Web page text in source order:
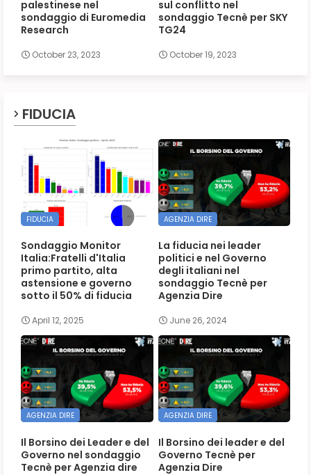
palestinese nel
sondaggio di Euromedia
Research
October 23, 2023
sul conflitto nel
sondaggio Tecnè per SKY
TG24
October 19, 2023
FIDUCIA
FIDUCIA
Sondaggio Monitor
Italia:Fratelli d'Italia
primo partito, alta
astensione e governo
sotto il 50% di fiducia
April 12, 2025
AGENZIA DIRE
La fiducia nei leader
politici e nel Governo
degli italiani nel
sondaggio Tecnè per
Agenzia Dire
June 26, 2024
AGENZIA DIRE
Il Borsino dei Leader e del
Governo nel sondaggio
Tecnè per Agenzia dire
AGENZIA DIRE
Il Borsino dei leader e del
Governo Tecnè per
Agenzia Dire